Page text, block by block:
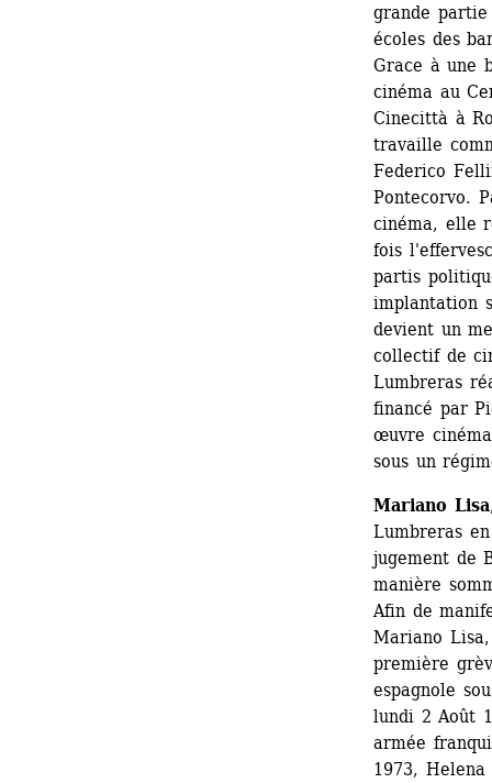
grande
écoles des
Grace à une
cinéma au
Cinecittà à
travaille
Federico
Pontecorvo.
cinéma, elle
fois
partis
implantation
devient un
collectif de
Lumbreras
financé par
œuvre
sous un
Mariano Lisa
Lumbreras
jugement de
manière
Afin de
Mariano
première
espagnole
lundi 2 Août
armée
1973,